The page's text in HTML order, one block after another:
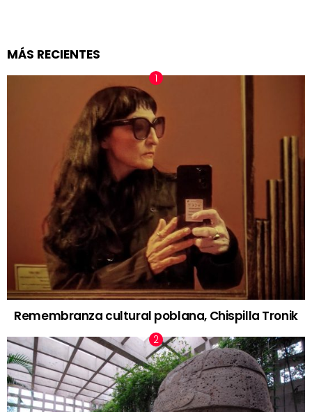
MÁS RECIENTES
Remembranza cultural poblana, Chispilla Tronik